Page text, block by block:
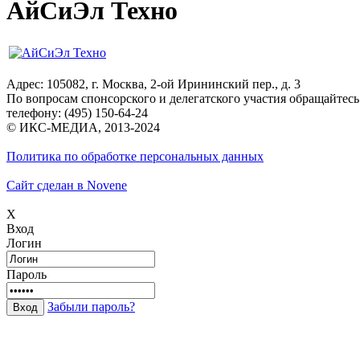
АйСиЭл Техно
Адрес: 105082, г. Москва, 2-ой Ирининский пер., д. 3
По вопросам спонсорского и делегатского участия
телефону: (495) 150-64-24
© ИКС-МЕДИА, 2013-2024
Политика по обработке персональных данных
Сайт сделан в Novene
X
Вход
Логин
Пароль
Забыли пароль?